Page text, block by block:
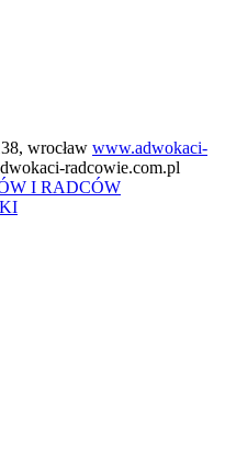
wrocław www.adwokaci-
radcowie.com.pl
I RADCÓW